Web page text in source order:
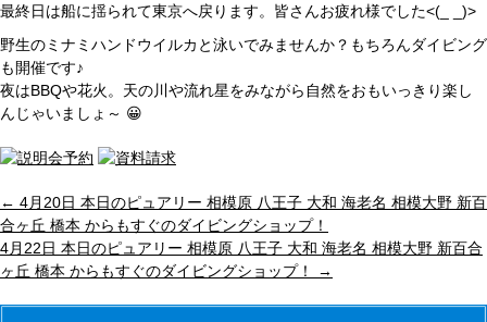
最終日は船に揺られて東京へ戻ります。皆さんお疲れ様でした<(_ _)>
野生のミナミハンドウイルカと泳いでみませんか？もちろんダイビング
も開催です♪
夜はBBQや花火。天の川や流れ星をみながら自然をおもいっきり楽し
んじゃいましょ～ 😀
← 4月20日 本日のピュアリー 相模原 八王子 大和 海老名 相模大野 新百
合ヶ丘 橋本 からもすぐのダイビングショップ！
4月22日 本日のピュアリー 相模原 八王子 大和 海老名 相模大野 新百合
ヶ丘 橋本 からもすぐのダイビングショップ！
→